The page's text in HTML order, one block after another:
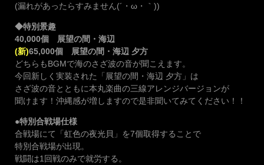
(漏れがあったらすみません(´・ω・｀))
◆特別景趣
40,000個 展望の間・海辺
(新)65,000個 展望の間・海辺 夕方
どちらもBGMで海のさざ波の音が聞こえます。
今回新しく実装された「展望の間・海辺 夕方」は
さざ波の音とともに本丸楽曲の三線アレンジバージョンが
聞けます！沖縄感が増しますので是非聞いてみてください！！
●特別合戦場仕様
合戦場にて「虹色の夜光貝」を7個取得することで
特別合戦場が出現。
戦闘は1回戦のみで就労する。